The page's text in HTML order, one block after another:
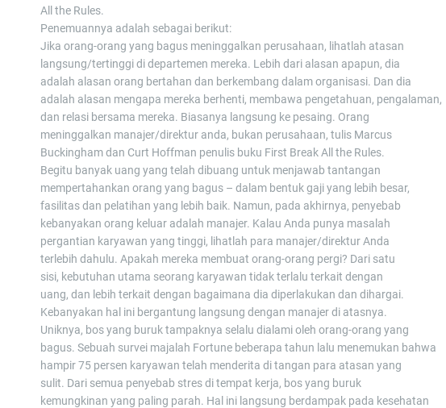
All the Rules.
Penemuannya adalah sebagai berikut:
Jika orang-orang yang bagus meninggalkan perusahaan, lihatlah atasan
langsung/tertinggi di departemen mereka. Lebih dari alasan apapun, dia
adalah alasan orang bertahan dan berkembang dalam organisasi. Dan dia
adalah alasan mengapa mereka berhenti, membawa pengetahuan, pengalaman,
dan relasi bersama mereka. Biasanya langsung ke pesaing. Orang
meninggalkan manajer/direktur anda, bukan perusahaan, tulis Marcus
Buckingham dan Curt Hoffman penulis buku First Break All the Rules.
Begitu banyak uang yang telah dibuang untuk menjawab tantangan
mempertahankan orang yang bagus – dalam bentuk gaji yang lebih besar,
fasilitas dan pelatihan yang lebih baik. Namun, pada akhirnya, penyebab
kebanyakan orang keluar adalah manajer. Kalau Anda punya masalah
pergantian karyawan yang tinggi, lihatlah para manajer/direktur Anda
terlebih dahulu. Apakah mereka membuat orang-orang pergi? Dari satu
sisi, kebutuhan utama seorang karyawan tidak terlalu terkait dengan
uang, dan lebih terkait dengan bagaimana dia diperlakukan dan dihargai.
Kebanyakan hal ini bergantung langsung dengan manajer di atasnya.
Uniknya, bos yang buruk tampaknya selalu dialami oleh orang-orang yang
bagus. Sebuah survei majalah Fortune beberapa tahun lalu menemukan bahwa
hampir 75 persen karyawan telah menderita di tangan para atasan yang
sulit. Dari semua penyebab stres di tempat kerja, bos yang buruk
kemungkinan yang paling parah. Hal ini langsung berdampak pada kesehatan